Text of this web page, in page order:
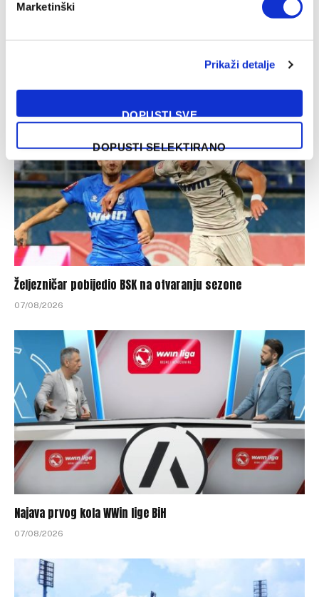
Marketinški
Prikaži detalje
DOPUSTI SVE
DOPUSTI SELEKTIRANO
Muslera: Poseban dan i poseban trenutak za mene
Željezničar pobijedio BSK na otvaranju sezone
07/08/2026
Najava prvog kola WWin lige BiH
07/08/2026